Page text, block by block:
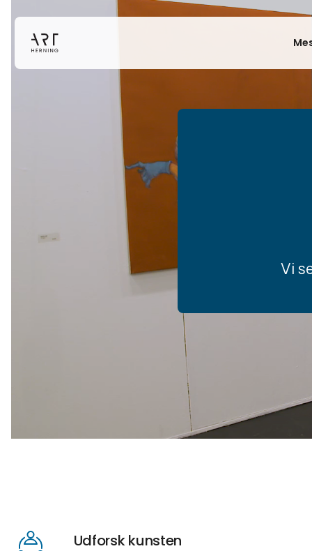
Vi
Udforsk kunsten